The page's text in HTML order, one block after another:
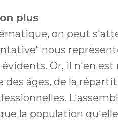
plus
on peut
nous
Or, il n'en
des âges, de la
la population